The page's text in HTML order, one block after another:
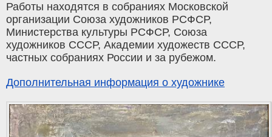
Работы находятся в собраниях Московской
организации Союза художников РСФСР,
Министерства культуры РСФСР, Союза
художников СССР, Академии художеств СССР,
частных собраниях России и за рубежом.
Дополнительная информация о художнике